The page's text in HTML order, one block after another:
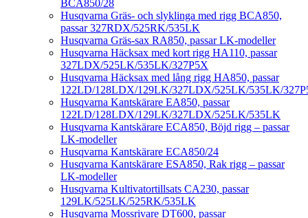
BCA850/28
Husqvarna Gräs- och slyklinga med rigg BCA850,
passar 327RDX/525RK/535LK
Husqvarna Gräs-sax RA850, passar LK-modeller
Husqvarna Häcksax med kort rigg HA110, passar
327LDX/525LK/535LK/327P5X
Husqvarna Häcksax med lång rigg HA850, passar
122LD/128LDX/129LK/327LDX/525LK/535LK/
Husqvarna Kantskärare EA850, passar
122LD/128LDX/129LK/327LDX/525LK/535LK
Husqvarna Kantskärare ECA850, Böjd rigg – passar
LK-modeller
Husqvarna Kantskärare ECA850/24
Husqvarna Kantskärare ESA850, Rak rigg – passar
LK-modeller
Husqvarna Kultivatortillsats CA230, passar
129LK/525LK/525RK/535LK
Husqvarna Mossrivare DT600, passar